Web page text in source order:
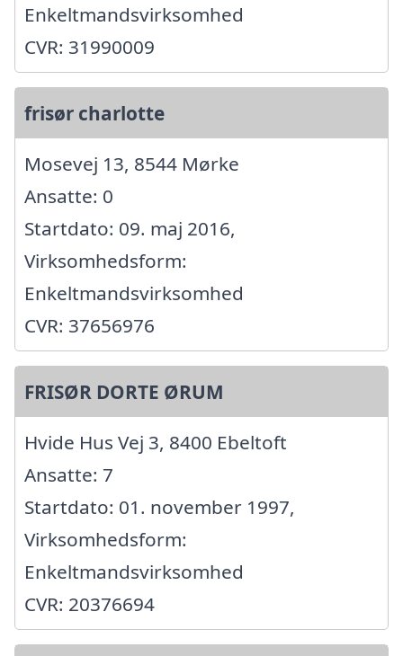
Enkeltmandsvirksomhed
CVR: 31990009
frisør charlotte
Mosevej 13, 8544 Mørke
Ansatte: 0
Startdato: 09. maj 2016,
Virksomhedsform:
Enkeltmandsvirksomhed
CVR: 37656976
FRISØR DORTE ØRUM
Hvide Hus Vej 3, 8400 Ebeltoft
Ansatte: 7
Startdato: 01. november 1997,
Virksomhedsform:
Enkeltmandsvirksomhed
CVR: 20376694